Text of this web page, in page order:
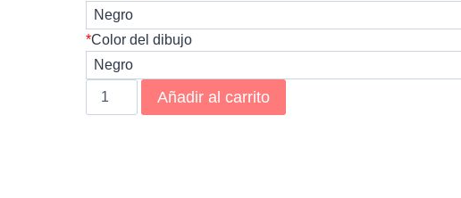
*Color del dibujo
Pañuelo
abuela
Añadir al carrito